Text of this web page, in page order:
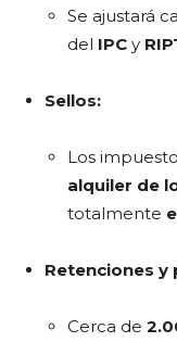
Se ajustará
del IPC y
Sellos:
Los
alquiler de
totalmente
Retenciones y
Cerca de